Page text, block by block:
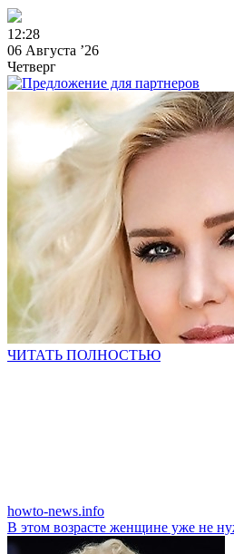
1 2:28
06 Августа ’26
Четверг
ЧИТАТЬ ПОЛНОСТЬЮ
howto-news.info
В этом возрасте женщине уже не